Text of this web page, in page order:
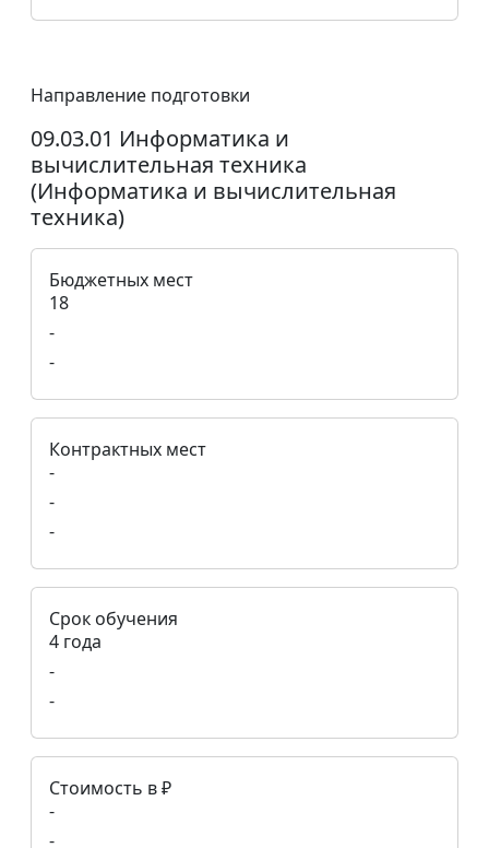
Направление подготовки
09.03.01 Информатика и
вычислительная техника
(Информатика и вычислительная
техника)
Бюджетных мест
18
-
-
Контрактных мест
-
-
-
Срок обучения
4 года
-
-
Стоимость в ₽
-
-